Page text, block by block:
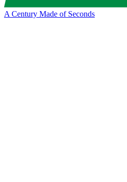
A Century Made of Seconds